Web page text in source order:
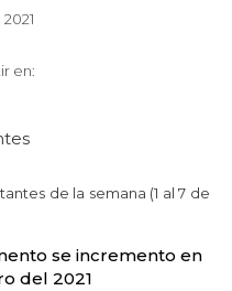
en:
de la semana (1 al 7 de
se incremento en
del 2021